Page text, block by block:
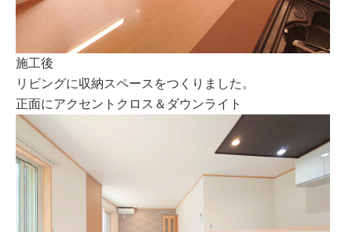
施工後
リビングに収納スペースをつくりました。
正面にアクセントクロス＆ダウンライト